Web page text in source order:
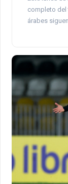
completo del
árabes